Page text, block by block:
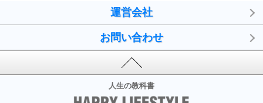
運営会社
お問い合わせ
人生の教科書